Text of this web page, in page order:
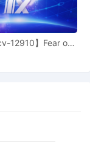
for Plaintiff
Keith A. Vogt
1 by Samantha
12910】Fear of